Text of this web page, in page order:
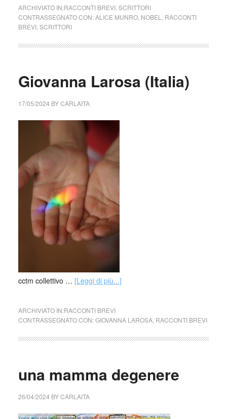
ARCHIVIATO IN:RACCONTI BREVI, SCRITTORI
CONTRASSEGNATO CON:ALICE MUNRO, NOBEL
RACCONTI
BREVI, SCRITTORI
Giovanna Larosa (Italia)
17/05/2024 BYCARLAITA
cctm collettivo … [Leggi di più...]
ARCHIVIATO IN:RACCONTI BREVI
CONTRASSEGNATO CON:GIOVANNA LAROSA, RACCONTI BREVI
una mamma degenere
26/04/2024 BYCARLAITA